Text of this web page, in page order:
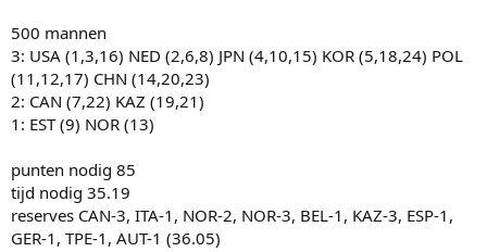
500 mannen
3: USA (1,3,16) NED (2,6,8) JPN (4,10,15) KOR (5,18,24) POL
(11,12,17) CHN (14,20,23)
2: CAN (7,22) KAZ (19,21)
1: EST (9) NOR (13)
punten nodig 85
tijd nodig 35.19
reserves CAN-3, ITA-1, NOR-2, NOR-3, BEL-1, KAZ-3, ESP-1,
GER-1, TPE-1, AUT-1 (36.05)